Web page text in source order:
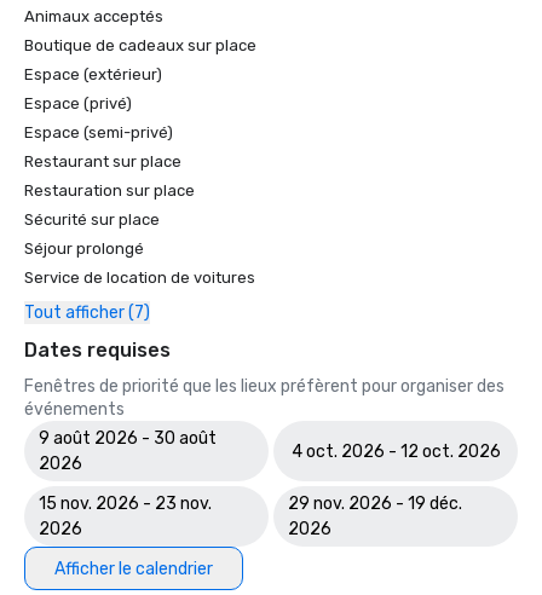
Animaux acceptés
Boutique de cadeaux sur place
Espace (extérieur)
Espace (privé)
Espace (semi-privé)
Restaurant sur place
Restauration sur place
Sécurité sur place
Séjour prolongé
Service de location de voitures
Tout afficher (7)
Dates requises
Fenêtres de priorité que les lieux préfèrent pour organiser des
événements
9 août 2026 - 30 août
2026
4 oct. 2026 - 12 oct. 2026
15 nov. 2026 - 23 nov.
2026
29 nov. 2026 - 19 déc.
2026
Afficher le calendrier